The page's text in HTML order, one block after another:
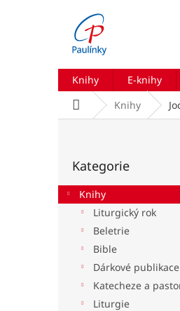
Knihy E-knihy
Domů Knihy
r
a
kategorie
Kategorie
Knihy
Liturgický rok
Beletrie
Bible
Dárkové publikace
Katecheze a
Liturgie